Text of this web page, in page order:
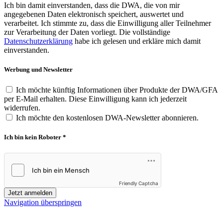
Ich bin damit einverstanden, dass die DWA, die von mir
angegebenen Daten elektronisch speichert, auswertet und
verarbeitet. Ich stimmte zu, dass die Einwilligung aller Teilnehmer
zur Verarbeitung der Daten vorliegt. Die vollständige
Datenschutzerklärung habe ich gelesen und erkläre mich damit
einverstanden.
Werbung und Newsletter
Ich möchte künftig Informationen über Produkte der DWA/GFA
per E-Mail erhalten. Diese Einwilligung kann ich jederzeit
widerrufen.
Ich möchte den kostenlosen DWA-Newsletter abonnieren.
Ich bin kein Roboter *
Friendly Captcha
Jetzt anmelden
Navigation überspringen